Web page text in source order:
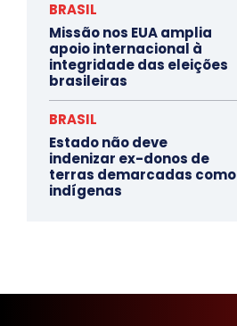
BRASIL
Missão nos EUA amplia
apoio internacional à
integridade das eleições
brasileiras
BRASIL
Estado não deve
indenizar ex-donos de
terras demarcadas como
indígenas